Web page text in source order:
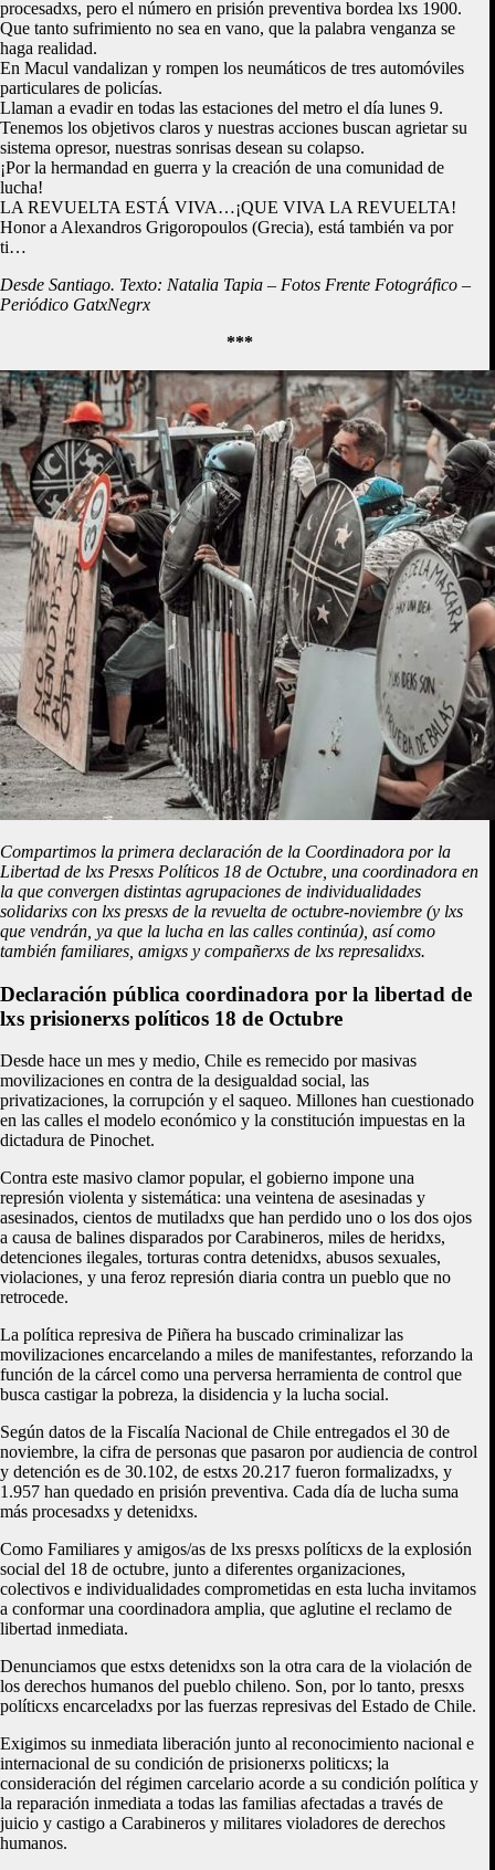
procesadxs, pero el número en prisión preventiva bordea lxs 1900.
Que tanto sufrimiento no sea en vano, que la palabra venganza se
haga realidad.
En Macul vandalizan y rompen los neumáticos de tres automóviles
particulares de policías.
Llaman a evadir en todas las estaciones del metro el día lunes 9.
Tenemos los objetivos claros y nuestras acciones buscan agrietar su
sistema opresor, nuestras sonrisas desean su colapso.
¡Por la hermandad en guerra y la creación de una comunidad de
lucha!
LA REVUELTA ESTÁ VIVA…¡QUE VIVA LA REVUELTA!
Honor a Alexandros Grigoropoulos (Grecia), está también va por
ti…
Desde Santiago. Texto: Natalia Tapia – Fotos Frente Fotográfico –
Periódico GatxNegrx
***
Compartimos la primera declaración de la Coordinadora por la
Libertad de lxs Presxs Políticos 18 de Octubre, una coordinadora en
la que convergen distintas agrupaciones de individualidades
solidarixs con lxs presxs de la revuelta de octubre-noviembre (y lxs
que vendrán, ya que la lucha en las calles continúa), así como
también familiares, amigxs y compañerxs de lxs represalidxs.
Declaración pública coordinadora por la libertad de
lxs prisionerxs políticos 18 de Octubre
Desde hace un mes y medio, Chile es remecido por masivas
movilizaciones en contra de la desigualdad social, las
privatizaciones, la corrupción y el saqueo. Millones han cuestionado
en las calles el modelo económico y la constitución impuestas en la
dictadura de Pinochet.
Contra este masivo clamor popular, el gobierno impone una
represión violenta y sistemática: una veintena de asesinadas y
asesinados, cientos de mutiladxs que han perdido uno o los dos ojos
a causa de balines disparados por Carabineros, miles de heridxs,
detenciones ilegales, torturas contra detenidxs, abusos sexuales,
violaciones, y una feroz represión diaria contra un pueblo que no
retrocede.
La política represiva de Piñera ha buscado criminalizar las
movilizaciones encarcelando a miles de manifestantes, reforzando la
función de la cárcel como una perversa herramienta de control que
busca castigar la pobreza, la disidencia y la lucha social.
Según datos de la Fiscalía Nacional de Chile entregados el 30 de
noviembre, la cifra de personas que pasaron por audiencia de control
y detención es de 30.102, de estxs 20.217 fueron formalizadxs, y
1.957 han quedado en prisión preventiva. Cada día de lucha suma
más procesadxs y detenidxs.
Como Familiares y amigos/as de lxs presxs políticxs de la explosión
social del 18 de octubre, junto a diferentes organizaciones,
colectivos e individualidades comprometidas en esta lucha invitamos
a conformar una coordinadora amplia, que aglutine el reclamo de
libertad inmediata.
Denunciamos que estxs detenidxs son la otra cara de la violación de
los derechos humanos del pueblo chileno. Son, por lo tanto, presxs
políticxs encarceladxs por las fuerzas represivas del Estado de Chile.
Exigimos su inmediata liberación junto al reconocimiento nacional e
internacional de su condición de prisionerxs politicxs; la
consideración del régimen carcelario acorde a su condición política y
la reparación inmediata a todas las familias afectadas a través de
juicio y castigo a Carabineros y militares violadores de derechos
humanos.